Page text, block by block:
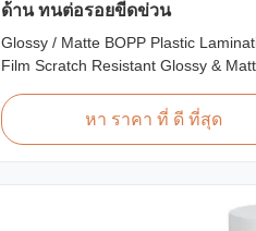
ด้าน ทนต่อรอยขีดข่วน
Glossy / Matte BOPP Plastic
Film Scratch Resistant Glossy &
Resistant Film Product Specifications
Scratch Resistant Film Material BOPP
หา ราคา ที่ ดี ที่สุด